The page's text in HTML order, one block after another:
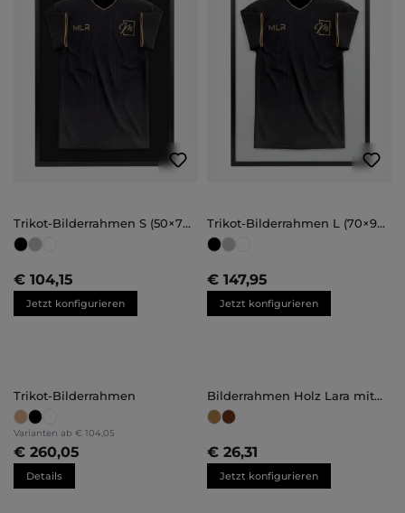
Trikot-Bilderrahmen S (50×70
cm)
€ 104,15
Jetzt konfigurieren
Trikot-Bilderrahmen L (70×90
cm – Bestseller)
€ 147,95
Jetzt konfigurieren
Trikot-Bilderrahmen
Varianten ab € 104,05
€ 260,05
Details
Bilderrahmen Holz Lara mit
Abstandsleiste
Maßanfertigung
€ 26,31
Jetzt konfigurieren